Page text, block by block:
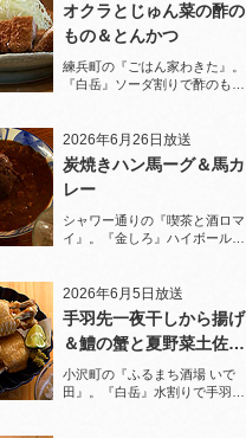
オクラとじゅん菜の酢の
もの＆とんかつ
練兵町の『ごはん家わきた』。
『白岳』ソーダ割りで酢のもの
2026年6月26日放送
炭焼きハン馬ーグ＆馬カ
レー
シャワー通りの『喫茶と酒ロマ
イ』。『金しろ』ハイボールで
2026年6月5日放送
手羽先一夜干しから揚げ
＆鱧の蟹と夏野菜土佐酢
ジュレがけ
小沢町の『ふるまち酒場 いで
田』。『白岳』水割りで手羽先